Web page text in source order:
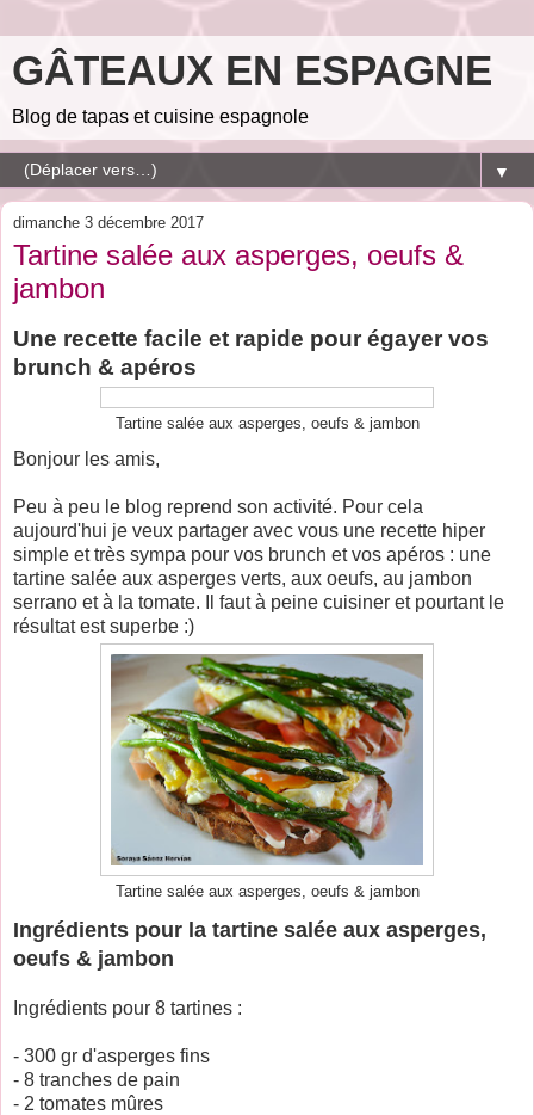
GÂTEAUX EN ESPAGNE
Blog de tapas et cuisine espagnole
▼
dimanche 3 décembre 2017
Tartine salée aux asperges, oeufs &
jambon
Une recette facile et rapide pour égayer vos
brunch & apéros
Tartine salée aux asperges, oeufs & jambon
Bonjour les amis,
Peu à peu le blog reprend son activité. Pour cela
aujourd'hui je veux partager avec vous une recette hiper
simple et très sympa pour vos brunch et vos apéros : une
tartine salée aux asperges verts, aux oeufs, au jambon
serrano et à la tomate. Il faut à peine cuisiner et pourtant le
résultat est superbe :)
Tartine salée aux asperges, oeufs & jambon
Ingrédients pour la tartine salée aux asperges,
oeufs & jambon
Ingrédients pour 8 tartines :
- 300 gr d'asperges fins
- 8 tranches de pain
- 2 tomates mûres